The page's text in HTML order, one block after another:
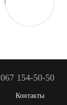
067 154-50-50
Контакты